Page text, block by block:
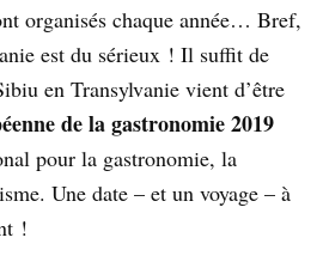
organisés chaque année… Bref,
est du sérieux ! Il suffit de
en Transylvanie vient d’être
de la gastronomie 2019
pour la gastronomie, la
Une date – et un voyage – à
!